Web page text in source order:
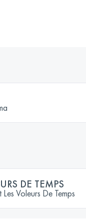
DE TEMPS
Voleurs De Temps